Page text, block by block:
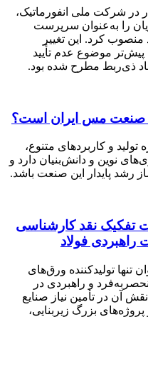
در شرکت ملی انفورماتیک،
را به‌عنوان سرپرست
کرد. این تغییر
موضوع عدم تأیید
ذی‌ربط مطرح شده بود.
صنعت مس ایران است؟
و کاربردهای متنوع،
نوین و دانش‌بنیان دارد و
رشد پایدار این صنعت باشد.
تفکیک نقد کارشناسی
فولاد
تولیدکننده ورق‌های
و راهبردی در
آن در تأمین نیاز صنایع
بزرگ زیربنایی،